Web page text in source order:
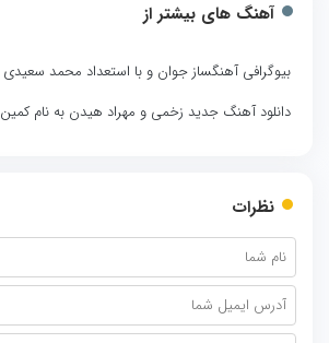
آهنگ های بیشتر از
بیوگرافی آهنگساز جوان و با استعداد محمد سعیدی
دانلود آهنگ جدید زخمی و مهراد هیدن به نام کمین
نظرات